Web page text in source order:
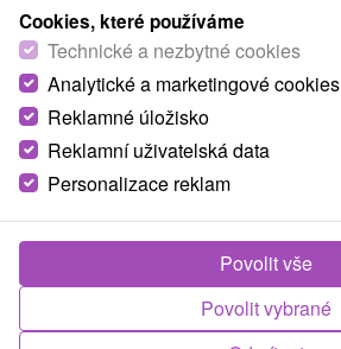
Cookies, které používáme
Technické a nezbytné cookies
Analytické a marketingové cookies
Reklamné úložisko
Reklamní uživatelská data
Personalizace reklam
Povolit vybrané
Povolit vše